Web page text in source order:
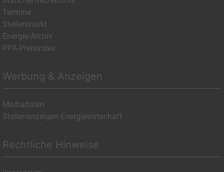
Termine
Stellenmarkt
Energie-Archiv
PPA-Preisindex
Werbung & Anzeigen
Mediadaten
Stellenanzeigen Energiewirtschaft
Rechtliche Hinweise